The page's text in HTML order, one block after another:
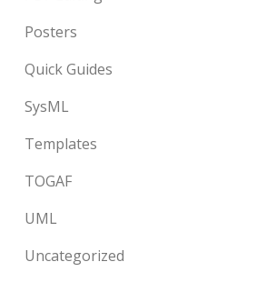
Posters
Quick Guides
SysML
Templates
TOGAF
UML
Uncategorized